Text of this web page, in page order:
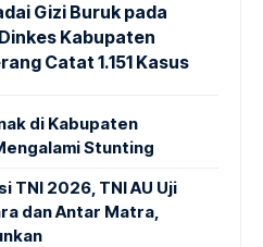
Gizi Buruk pada
Kabupaten
Catat 1.151 Kasus
di Kabupaten
Stunting
TNI 2026, TNI AU Uji
dan Antar Matra,